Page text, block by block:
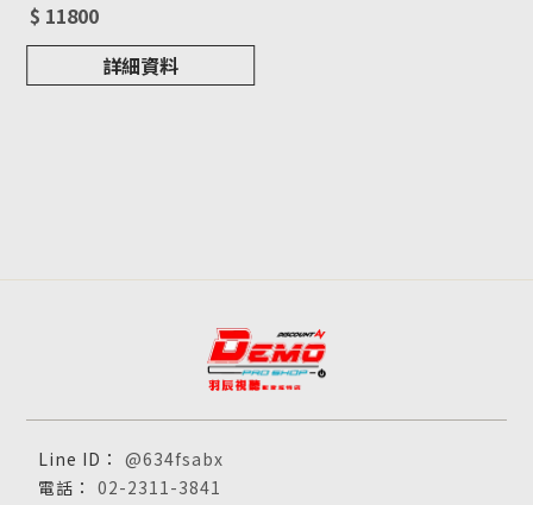
$ 11800
詳細資料
@634fsabx
02-2311-3841